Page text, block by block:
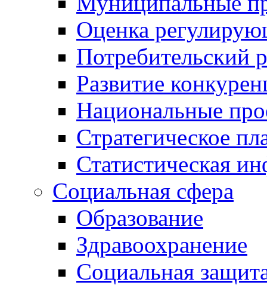
Оценка
Потребительский
Развитие
Национальные
Стратегическое
Статистическая
Социальная сфера
Образование
Здравоохранение
Социальная